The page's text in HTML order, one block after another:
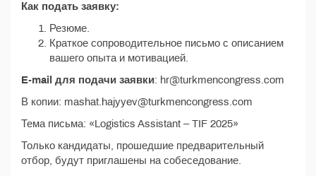
Как подать заявку:
Резюме.
Краткое сопроводительное письмо с описанием
вашего опыта и мотивацией.
E-mail для подачи заявки: hr@turkmencongress.com
В копии: mashat.hajyyev@turkmencongress.com
Тема письма: «Logistics Assistant – TIF 2025»
Только кандидаты, прошедшие предварительный
отбор, будут приглашены на собеседование.